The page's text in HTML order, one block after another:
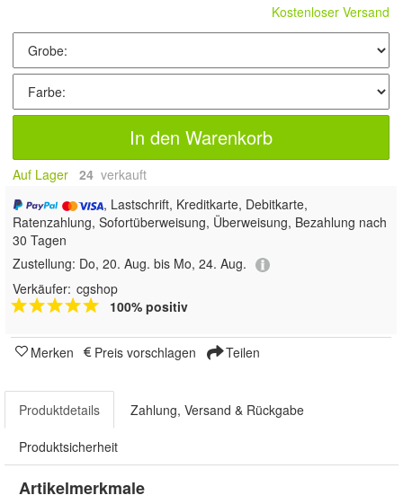
Kostenloser Versand
In den Warenkorb
Auf Lager 24 verkauft
, Lastschrift, Kreditkarte, Debitkarte,
Ratenzahlung, Sofortüberweisung, Überweisung, Bezahlung nach
30 Tagen
Zustellung: Do, 20. Aug. bis Mo, 24. Aug.
Verkäufer: cgshop
100% positiv
Merken Preis vorschlagen Teilen
Produktdetails Zahlung, Versand & Rückgabe
Produktsicherheit
Artikelmerkmale